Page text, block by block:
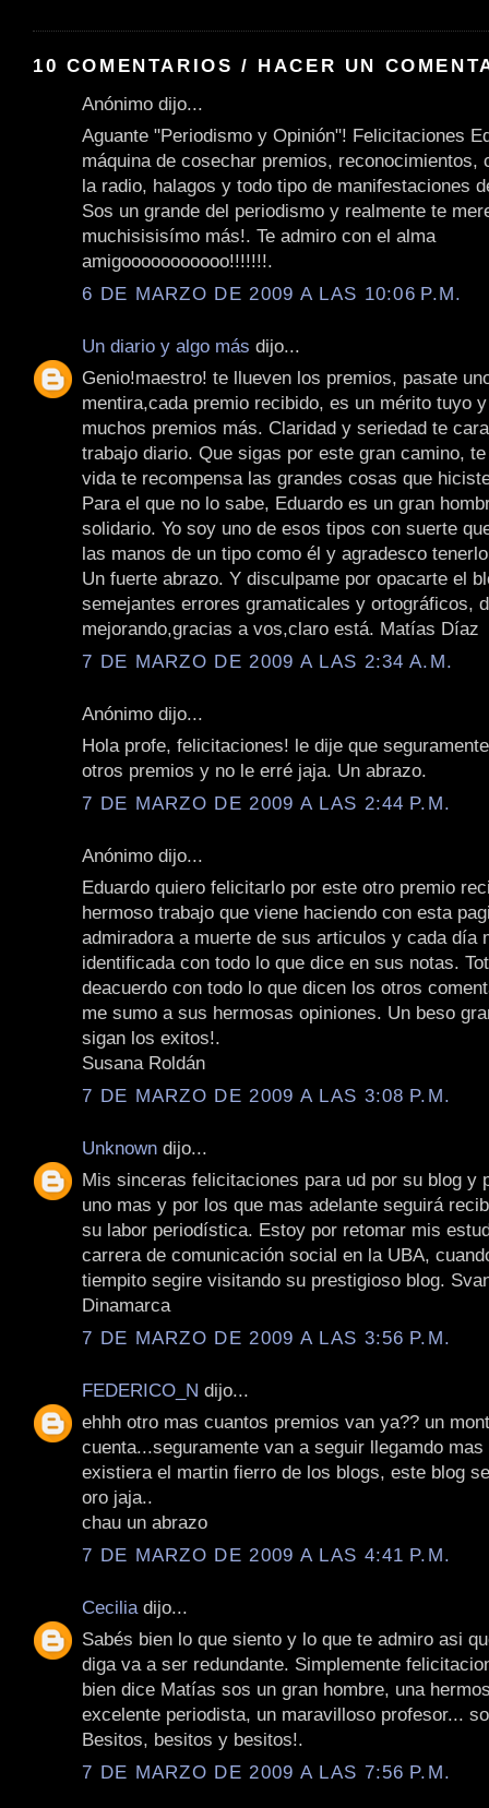
10 COMENTARIOS / HACER UN
Anónimo dijo...
Aguante "Periodismo y Opinión"! Felicitaciones
máquina de cosechar premios, reconocimientos,
la radio, halagos y todo tipo de manifestaciones
Sos un grande del periodismo y realmente te
muchisisisímo más!. Te admiro con el alma
amigooooooooooo!!!!!!!.
6 DE MARZO DE 2009 A LAS 10:06 P.M.
Un diario y algo más dijo...
Genio!maestro! te llueven los premios, pasate
mentira,cada premio recibido, es un mérito tuyo
muchos premios más. Claridad y seriedad te
trabajo diario. Que sigas por este gran camino,
vida te recompensa las grandes cosas que
Para el que no lo sabe, Eduardo es un gran
solidario. Yo soy uno de esos tipos con suerte
las manos de un tipo como él y agradesco
Un fuerte abrazo. Y disculpame por opacarte el
semejantes errores gramaticales y ortográficos,
mejorando,gracias a vos,claro está. Matías Díaz
7 DE MARZO DE 2009 A LAS 2:34 A.M.
Anónimo dijo...
Hola profe, felicitaciones! le dije que
otros premios y no le erré jaja. Un abrazo.
7 DE MARZO DE 2009 A LAS 2:44 P.M.
Anónimo dijo...
Eduardo quiero felicitarlo por este otro premio
hermoso trabajo que viene haciendo con esta
admiradora a muerte de sus articulos y cada día
identificada con todo lo que dice en sus notas.
deacuerdo con todo lo que dicen los otros
me sumo a sus hermosas opiniones. Un beso
sigan los exitos!.
Susana Roldán
7 DE MARZO DE 2009 A LAS 3:08 P.M.
Unknown dijo...
Mis sinceras felicitaciones para ud por su blog y
uno mas y por los que mas adelante seguirá
su labor periodística. Estoy por retomar mis
carrera de comunicación social en la UBA,
tiempito segire visitando su prestigioso blog.
Dinamarca
7 DE MARZO DE 2009 A LAS 3:56 P.M.
FEDERICO_N dijo...
ehhh otro mas cuantos premios van ya?? un
cuenta...seguramente van a seguir llegamdo
existiera el martin fierro de los blogs, este blog
oro jaja..
chau un abrazo
7 DE MARZO DE 2009 A LAS 4:41 P.M.
Cecilia dijo...
Sabés bien lo que siento y lo que te admiro asi
diga va a ser redundante. Simplemente
bien dice Matías sos un gran hombre, una
excelente periodista, un maravilloso profesor...
Besitos, besitos y besitos!.
7 DE MARZO DE 2009 A LAS 7:56 P.M.